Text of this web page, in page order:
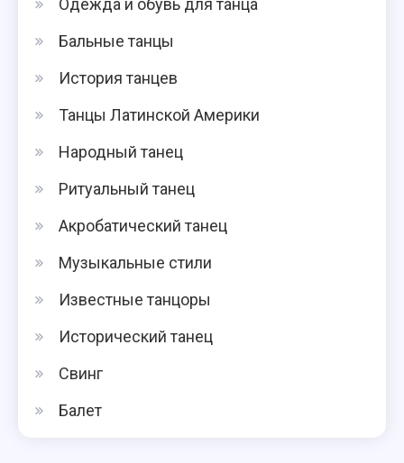
Бальные танцы
История танцев
Танцы Латинской Америки
Народный танец
Ритуальный танец
Акробатический танец
Музыкальные стили
Известные танцоры
Исторический танец
Свинг
Балет